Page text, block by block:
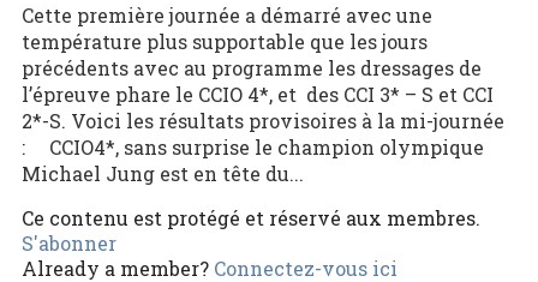
Cette première journée a démarré avec une
température plus supportable que les jours
précédents avec au programme les dressages de
l’épreuve phare le CCIO 4*, et des CCI 3* – S et CCI
2*-S. Voici les résultats provisoires à la mi-journée
: CCIO4*, sans surprise le champion olympique
Michael Jung est en tête du...
Ce contenu est protégé et réservé aux membres.
S'abonner
Already a member? Connectez-vous ici